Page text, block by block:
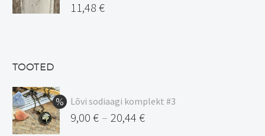
15,00 €.
Algne
11,48 €
TOOTED
Lõvi sodiaagi komplekt #3
9,00 € – 20,44 €